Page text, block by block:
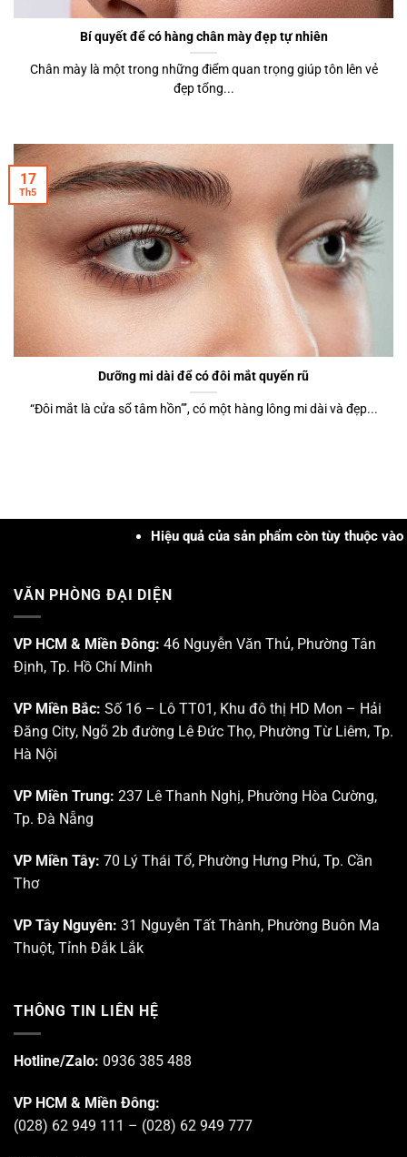
Bí quyết để có hàng chân mày đẹp tự nhiên
Chân mày là một trong những điểm quan trọng giúp tôn lên vẻ
đẹp tổng...
Dưỡng mi dài để có đôi mắt quyến rũ
“Đôi mắt là cửa sổ tâm hồn”’, có một hàng lông mi dài và đẹp...
17
Th5
Hiệu quả của sản phẩm còn tùy thuộc vào cơ
VĂN PHÒNG ĐẠI DIỆN
VP HCM & Miền Đông: 46 Nguyễn Văn Thủ, Phường Tân
Định, Tp. Hồ Chí Minh
VP Miền Bắc: Số 16 – Lô TT01, Khu đô thị HD Mon – Hải
Đăng City, Ngõ 2b đường Lê Đức Thọ, Phường Từ Liêm, Tp.
Hà Nội
VP Miền Trung: 237 Lê Thanh Nghị, Phường Hòa Cường,
Tp. Đà Nẵng
VP Miền Tây: 70 Lý Thái Tổ, Phường Hưng Phú, Tp. Cần
Thơ
VP Tây Nguyên: 31 Nguyễn Tất Thành, Phường Buôn Ma
Thuột, Tỉnh Đắk Lắk
THÔNG TIN LIÊN HỆ
Hotline/Zalo: 0936 385 488
VP HCM & Miền Đông:
(028) 62 949 111 – (028) 62 949 777